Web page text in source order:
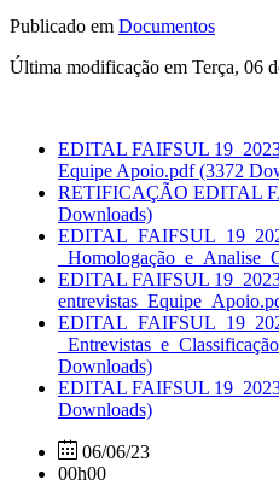
Publicado em Documentos
Última modificação em Terça, 06
EDITAL FAIFSUL
Equipe Apoio.pdf(3372
RETIFICAÇÃO EDITAL
Downloads)
EDITAL FAIFSUL 19_2023
Downloads)
EDITAL FAIFSUL
Downloads)
06/06/23
00h00